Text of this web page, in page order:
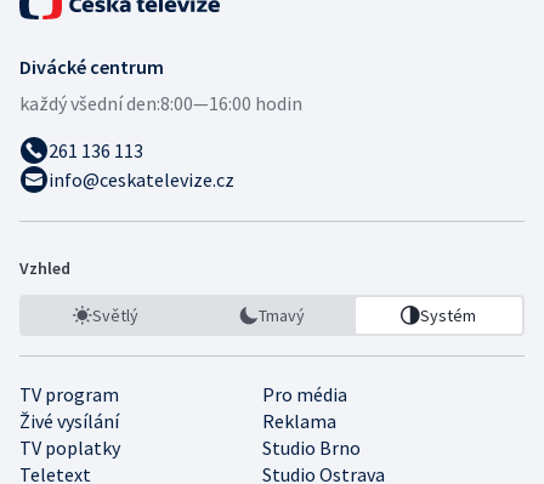
Divácké centrum
každý všední den:8:00—16:00 hodin
261 136 113
info@ceskatelevize.cz
Vzhled
Světlý Tmavý Systém
TV program
Pro média
Živé vysílání
Reklama
TV poplatky
Studio Brno
Teletext
Studio Ostrava